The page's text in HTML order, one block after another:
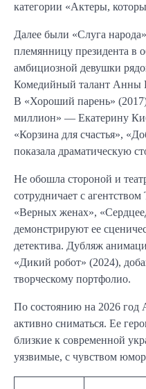
категории «Актеры,
Далее были «Слуга
племянницу президента в
амбициозной девушки
Комедийный талант Анны
В «Хороший парень»
миллион» — Екатерину
«Корзина для счастья»,
показала драматическую
Не обошла стороной и
сотрудничает с
«Верных женах»,
демонстрируют ее
детектива. Дубляж
«Дикий робот» (2024),
творческому портфолио.
По состоянию на 2026
активно сниматься. Ее
близкие к современной
уязвимые, с чувством